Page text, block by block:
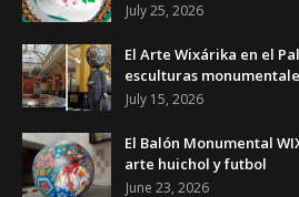
July 25, 2026
El Arte Wixárika en el
esculturas
July 15, 2026
El Balón Monumental
arte huichol y futbol
June 23, 2026